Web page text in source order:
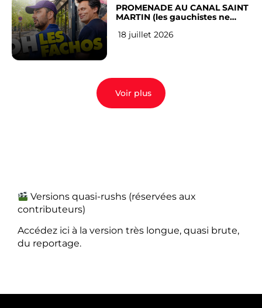
PROMENADE AU CANAL SAINT
MARTIN (les gauchistes ne
18 juillet 2026
Voir plus
Versions quasi-rushs (réservées aux
contributeurs)
Accédez ici à la version très longue, quasi brute,
du reportage.